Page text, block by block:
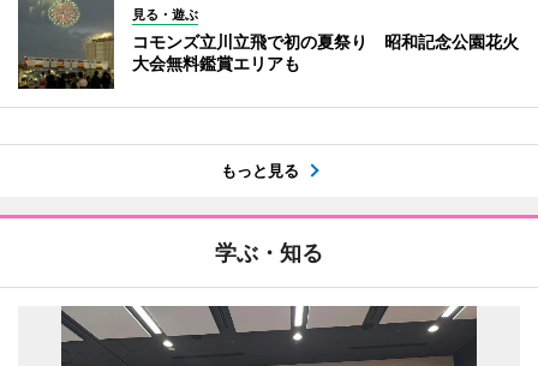
見る・遊ぶ
コモンズ立川立飛で初の夏祭り 昭和記念公園花火
大会無料鑑賞エリアも
もっと見る
学ぶ・知る